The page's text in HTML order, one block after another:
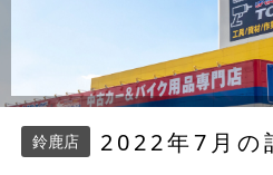
鈴鹿店 2022年7月の